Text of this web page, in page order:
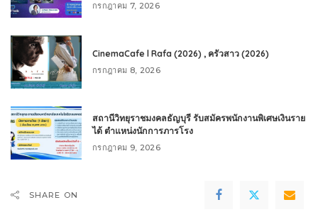
กรกฎาคม 7, 2026
CinemaCafe l Rafa (2026) , ครัวสาว (2026)
กรกฎาคม 8, 2026
สถานีวิทยุราชมงคลธัญบุรี รับสมัครพนักงานพิเศษเงินราย
ได้ ตำแหน่งนักการภารโรง
กรกฎาคม 9, 2026
SHARE ON